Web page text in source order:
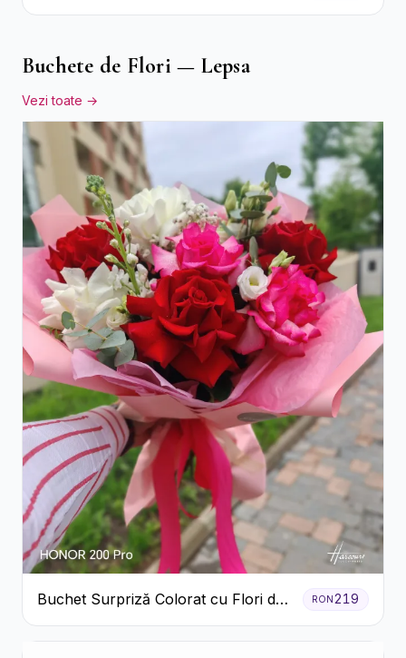
Ferrero Rocher
Buchete de Flori — Lepsa
Vezi toate →
Buchet Surpriză Colorat cu Flori de
Sezon
RON219